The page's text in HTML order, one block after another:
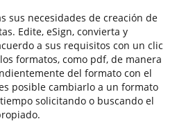
sus necesidades de creación de
Edite, eSign, convierta y
a sus requisitos con un clic
formatos, como pdf, de manera
del formato con el
posible cambiarlo a un formato
solicitando o buscando el